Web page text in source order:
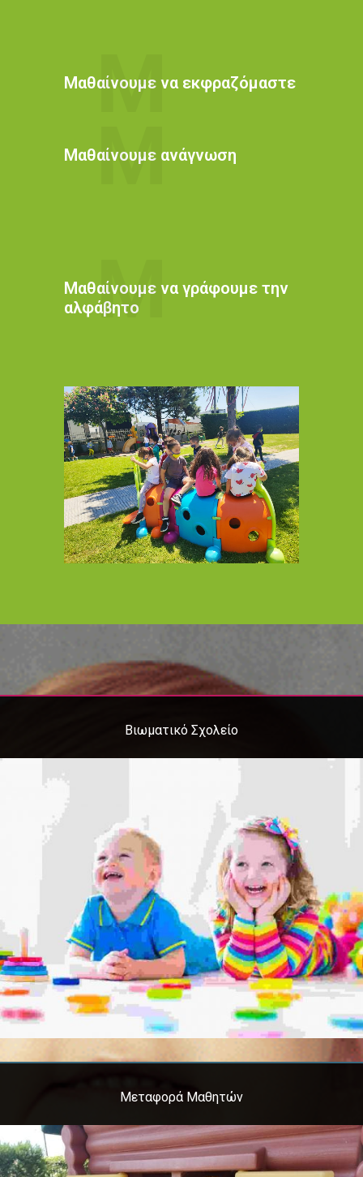
M
Mαθαίνουμε να εκφραζόμαστε
M
Mαθαίνουμε ανάγνωση
M
Mαθαίνουμε να γράφουμε την
αλφάβητο
Βιωματικό Σχολείο
Μεταφορά Μαθητών